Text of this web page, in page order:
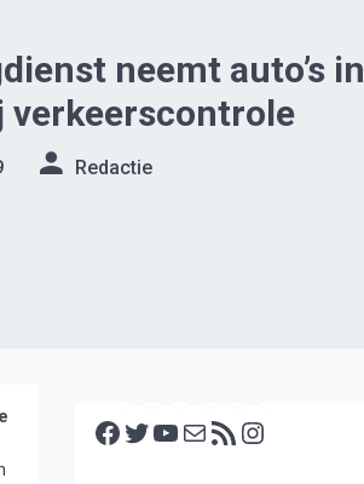
neemt auto’s in
verkeerscontrole
Redactie
Facebook Twitter YouTube E-mail RSS feed